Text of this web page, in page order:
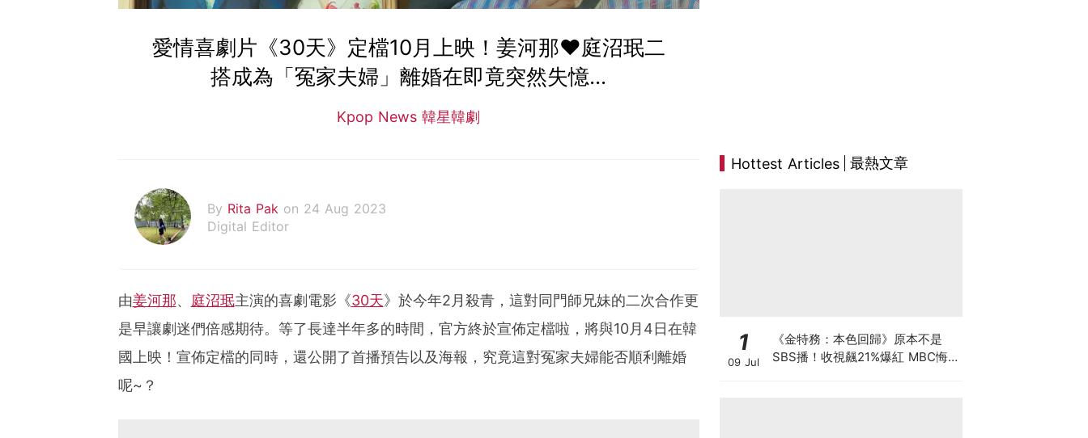
愛情喜劇片《30天》定檔10月上映！姜河那❤庭沼珉二
搭成為「冤家夫婦」離婚在即竟突然失憶...
Kpop News 韓星韓劇
By Rita Pak on 24 Aug 2023
Digital Editor
由姜河那、 庭沼珉主演的喜劇電影《30天》於今年2月殺青，這對同門師兄妹的二次合作更
是早讓劇迷們倍感期待。等了長達半年多的時間，官方終於宣佈定檔啦，將與10月4日在韓
國上映！宣佈定檔的同時，還公開了首播預告以及海報，究竟這對冤家夫婦能否順利離婚
呢~？
Hottest Articles 最熱文章
1
09 Jul
《金特務：本色回歸》原本不是
SBS播！收視飆21%爆紅 MBC悔